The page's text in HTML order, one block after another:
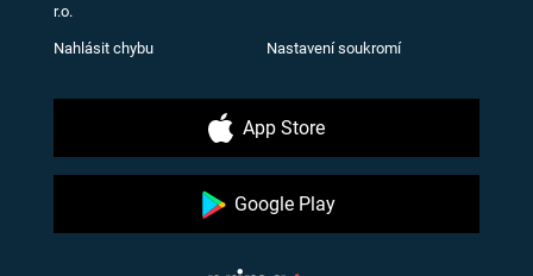
r.o.
Nahlásit chybu Nastavení soukromí
App Store
Google Play